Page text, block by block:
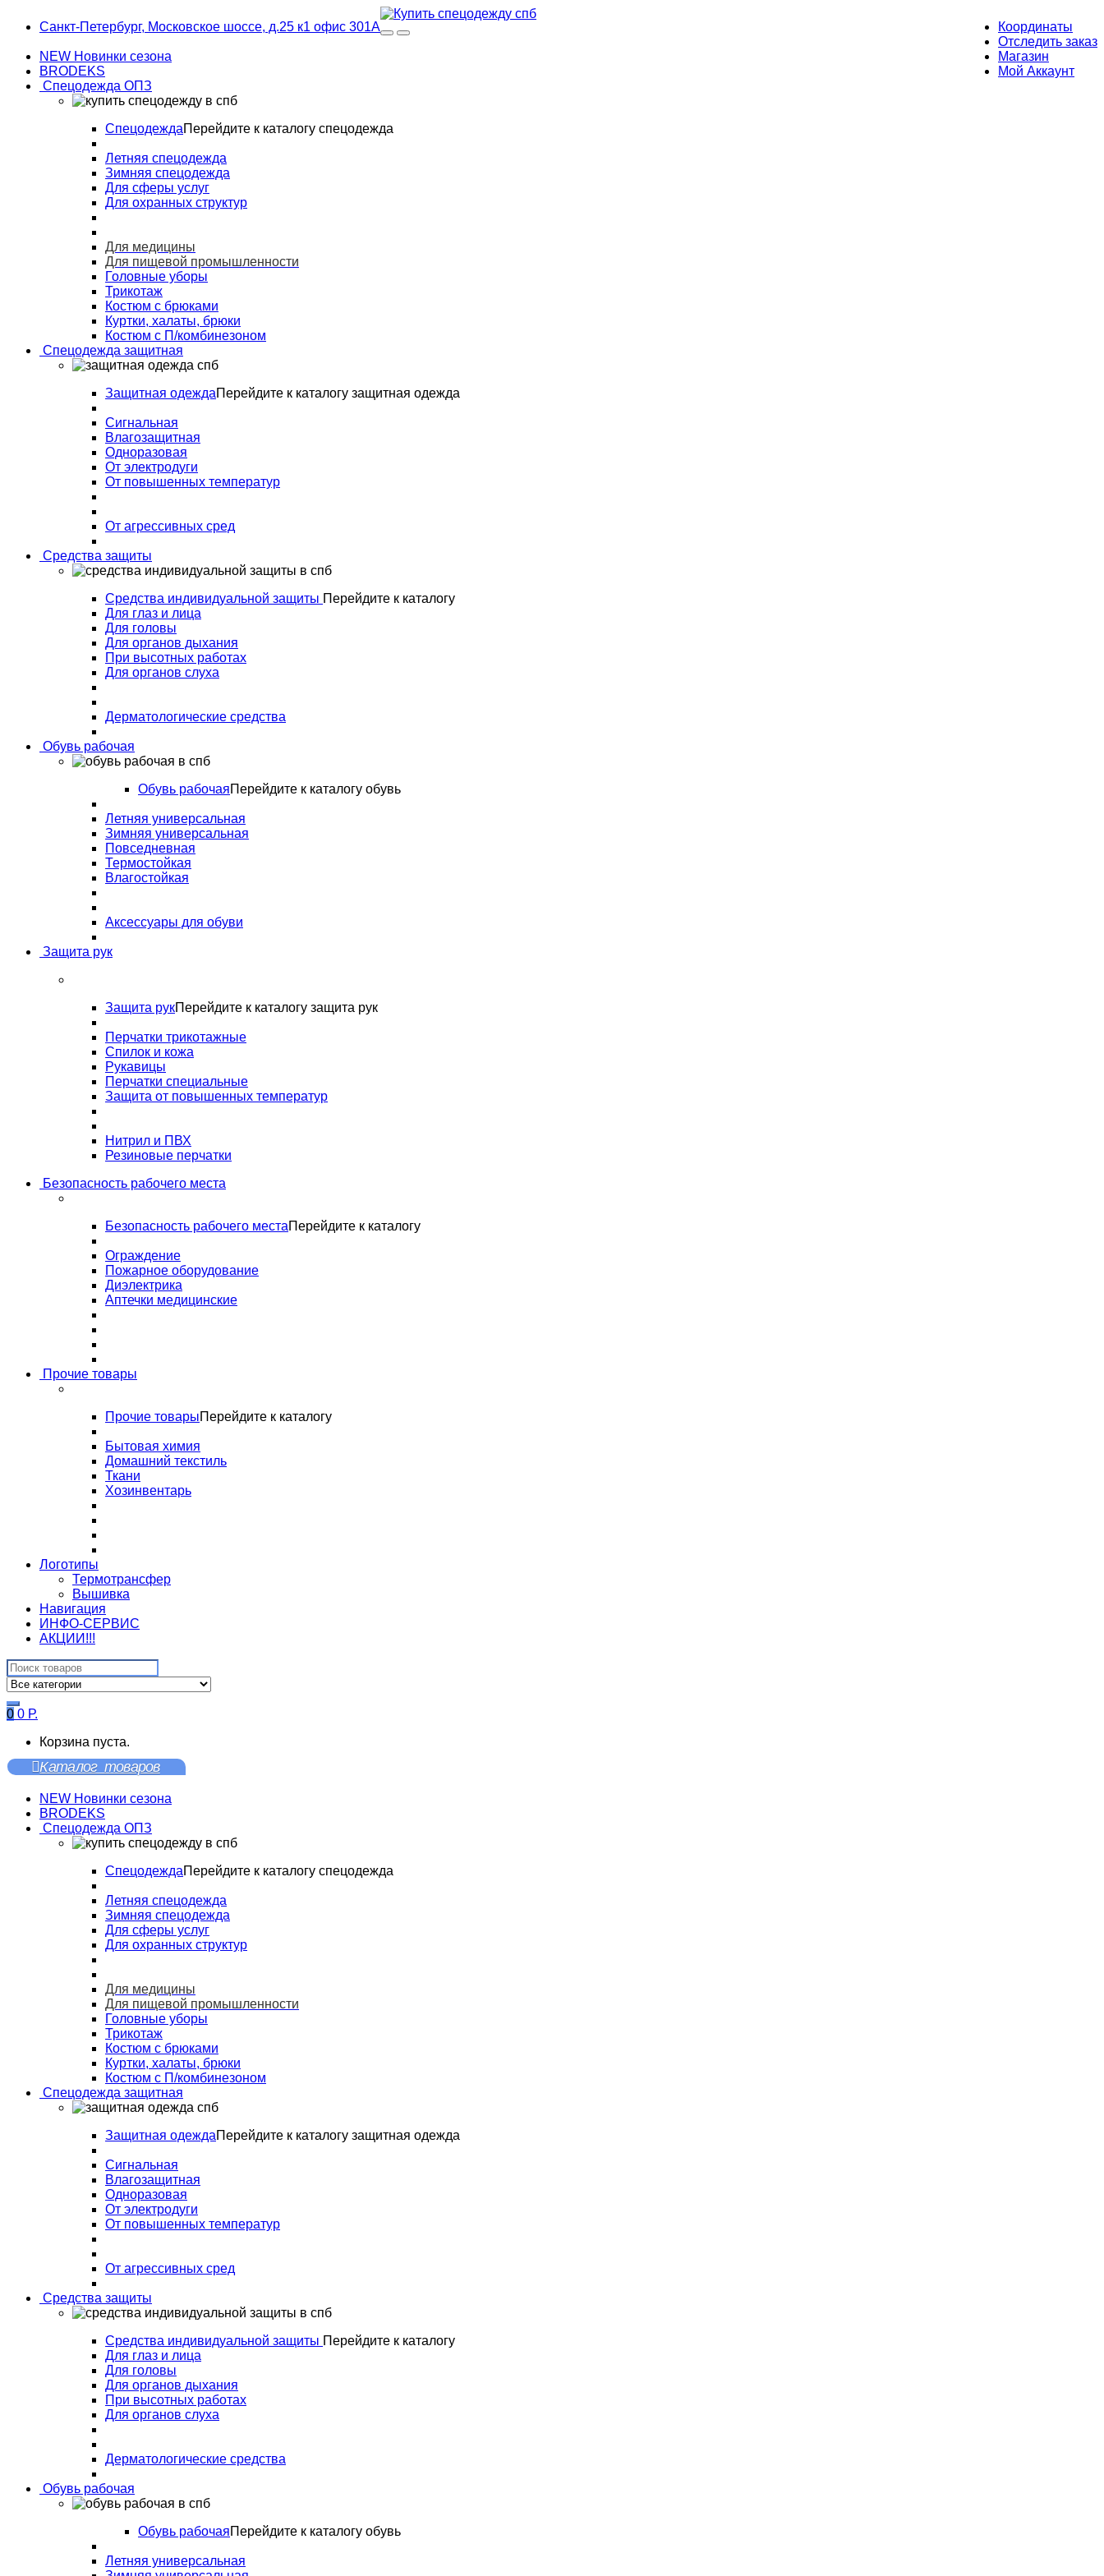
Санкт-Петербург, Московское шоссе, д.25 к1 офис 301А
Координаты
Отследить заказ
Магазин
Мой Аккаунт
NEW Новинки сезона
BRODEKS
Спецодежда ОПЗ
СпецодеждаПерейдите к каталогу спецодежда
Летняя спецодежда
Зимняя спецодежда
Для сферы услуг
Для охранных структур
Для медицины
Для пищевой промышленности
Головные уборы
Трикотаж
Костюм с брюками
Куртки, халаты, брюки
Костюм с П/комбинезоном
Спецодежда защитная
Защитная одеждаПерейдите к каталогу защитная одежда
Сигнальная
Влагозащитная
Одноразовая
От электродуги
От повышенных температур
От агрессивных сред
Средства защиты
Средства индивидуальной защиты Перейдите к каталогу
Для глаз и лица
Для головы
Для органов дыхания
При высотных работах
Для органов слуха
Дерматологические средства
Обувь рабочая
Обувь рабочаяПерейдите к каталогу обувь
Летняя универсальная
Зимняя универсальная
Повседневная
Термостойкая
Влагостойкая
Аксессуары для обуви
Защита рук
Защита рукПерейдите к каталогу защита рук
Перчатки трикотажные
Спилок и кожа
Рукавицы
Перчатки специальные
Защита от повышенных температур
Нитрил и ПВХ
Резиновые перчатки
Безопасность рабочего места
Безопасность рабочего местаПерейдите к каталогу
Ограждение
Пожарное оборудование
Диэлектрика
Аптечки медицинские
Прочие товары
Прочие товарыПерейдите к каталогу
Бытовая химия
Домашний текстиль
Ткани
Хозинвентарь
Логотипы
Термотрансфер
Вышивка
Навигация
ИНФО-СЕРВИС
АКЦИИ!!!
Search
for:
0 0 Р.
Корзина пуста.
Каталог товаров
NEW Новинки сезона
BRODEKS
Спецодежда ОПЗ
СпецодеждаПерейдите к каталогу спецодежда
Летняя спецодежда
Зимняя спецодежда
Для сферы услуг
Для охранных структур
Для медицины
Для пищевой промышленности
Головные уборы
Трикотаж
Костюм с брюками
Куртки, халаты, брюки
Костюм с П/комбинезоном
Спецодежда защитная
Защитная одеждаПерейдите к каталогу защитная одежда
Сигнальная
Влагозащитная
Одноразовая
От электродуги
От повышенных температур
От агрессивных сред
Средства защиты
Средства индивидуальной защиты Перейдите к каталогу
Для глаз и лица
Для головы
Для органов дыхания
При высотных работах
Для органов слуха
Дерматологические средства
Обувь рабочая
Обувь рабочаяПерейдите к каталогу обувь
Летняя универсальная